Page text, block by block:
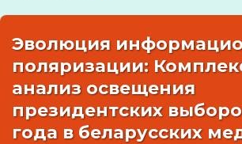
Эволюция
поляризации:
анализ освещения
президентских
года в беларусских